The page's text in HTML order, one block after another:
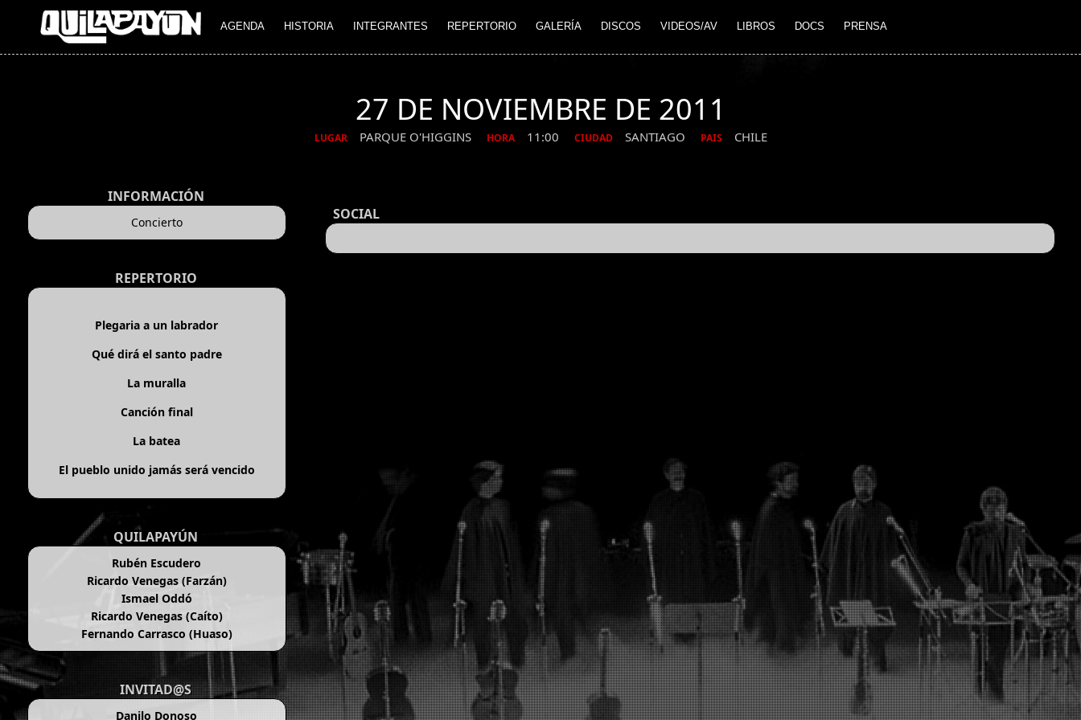
AGENDA HISTORIA INTEGRANTES REPERTORIO GALERÍA DISCOS VIDEOS/AV LIBROS DOCS PRENSA
27 DE NOVIEMBRE DE 2011
LUGAR PARQUE O'HIGGINS HORA 11:00 CIUDAD SANTIAGO PAIS CHILE
INFORMACIÓN
Concierto
REPERTORIO
Plegaria a un labrador
Qué dirá el santo padre
La muralla
Canción final
La batea
El pueblo unido jamás será vencido
QUILAPAYÚN
Rubén Escudero
Ricardo Venegas (Farzán)
Ismael Oddó
Ricardo Venegas (Caíto)
Fernando Carrasco (Huaso)
INVITAD@S
Danilo Donoso
SOCIAL